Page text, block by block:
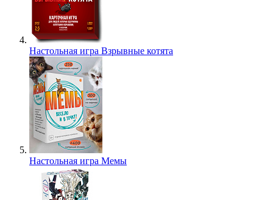
Настольная игра Взрывные котята
Настольная игра Мемы